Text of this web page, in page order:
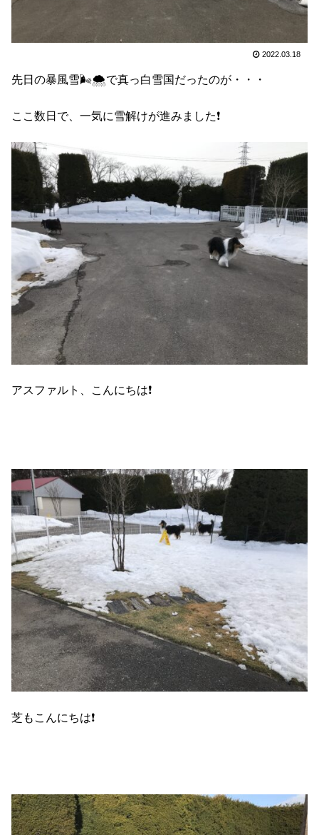
2022.03.18
先日の暴風雪🌬🌨で真っ白雪国だったのが・・・
ここ数日で、一気に雪解けが進みました❗️
アスファルト、こんにちは❗️
芝もこんにちは❗️